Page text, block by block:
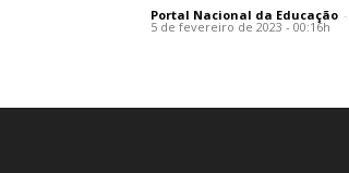
Portal Nacional da Educação -
5 de fevereiro de 2023 - 00:16h